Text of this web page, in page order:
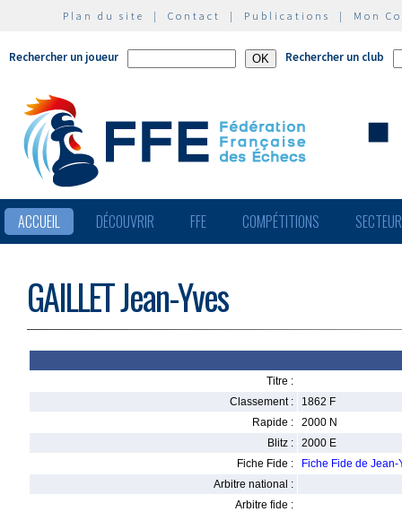
Plan du site | Contact | Publications | Mon
Rechercher un joueur Rechercher un club
ACCUEIL DÉCOUVRIR FFE COMPÉTITIONS
GAILLET Jean-Yves
Titre :
Classement :
1862 F
Rapide :
2000 N
Blitz :
2000 E
Fiche Fide :
Fiche Fide de Jean-
Arbitre national :
Arbitre fide :